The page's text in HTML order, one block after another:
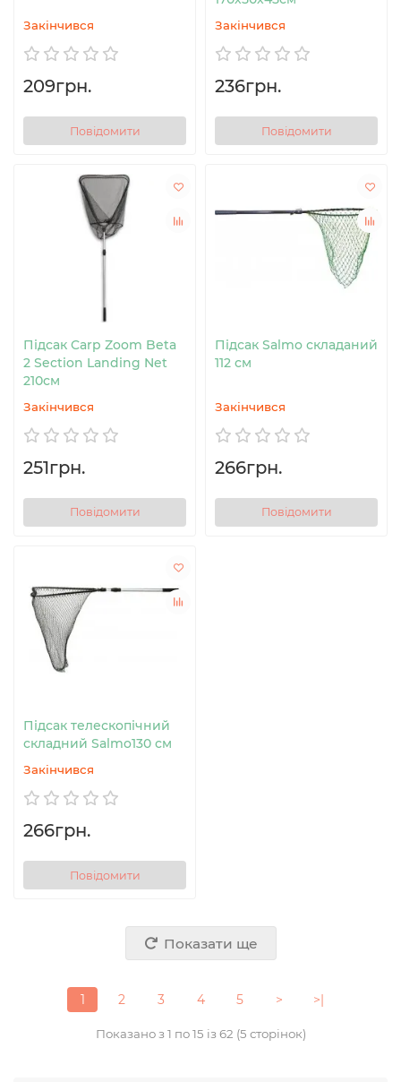
Закінчився
209грн.
Повідомити
Закінчився
236грн.
Повідомити
Підсак Carp Zoom Beta
2 Section Landing Net
210см
Закінчився
251грн.
Повідомити
Підсак Salmo складаний
112 см
Закінчився
266грн.
Повідомити
Підсак телескопічний
складний Salmo130 см
Закінчився
266грн.
Повідомити
Показати ще
1 2 3 4 5 > >|
Показано з 1 по 15 із 62 (5 сторінок)